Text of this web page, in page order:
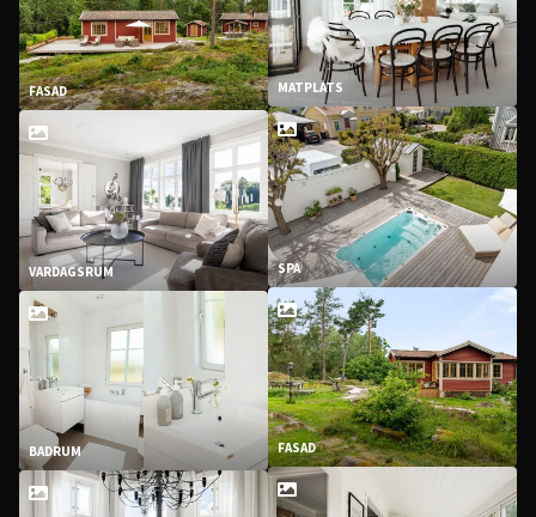
FASAD
VARDAGSRUM
BADRUM
MATPLATS
SPA
FASAD